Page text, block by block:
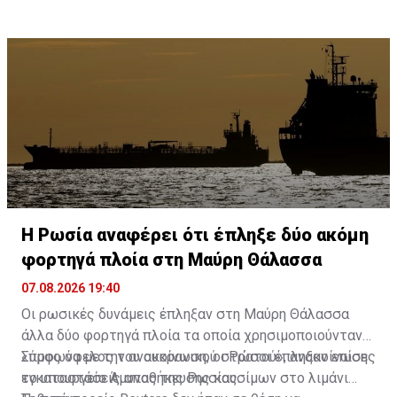
Η Ρωσία αναφέρει ότι έπληξε δύο ακόμη
φορτηγά πλοία στη Μαύρη Θάλασσα
07.08.2026 19:40
Οι ρωσικές δυνάμεις έπληξαν στη Μαύρη Θάλασσα
άλλα δύο φορτηγά πλοία τα οποία χρησιμοποιούνταν
«προς όφελος του ουκρανικού στρατού», ανακοίνωσε
το υπουργείο Άμυνας της Ρωσίας.
Σύμφωνα με την ανακοίνωση, οι Ρώσοι έπληξαν επίσης
εγκαταστάσεις αποθήκευσης καυσίμων στο λιμάνι